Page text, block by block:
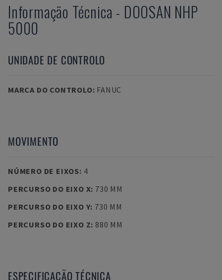
Informação Técnica - DOOSAN NHP
5000
UNIDADE DE CONTROLO
MARCA DO CONTROLO: FANUC
MOVIMENTO
NÚMERO DE EIXOS: 4
PERCURSO DO EIXO X: 730 MM
PERCURSO DO EIXO Y: 730 MM
PERCURSO DO EIXO Z: 880 MM
ESPECIFICAÇÃO TÉCNICA